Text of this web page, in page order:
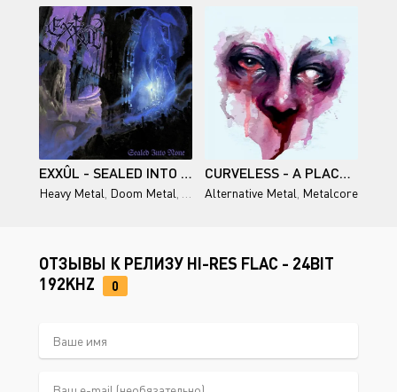
EXXÛL - SEALED INTO NONE 2026
Heavy Metal Doom Metal Epic Power Metal
CURVELESS - A PLACE I NEVER LEFT (2026)
Alternative Metal Metalcore
ОТЗЫВЫ К РЕЛИЗУ HI-RES FLAC - 24BIT
192KHZ
0